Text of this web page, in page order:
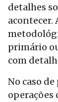
detalhes
acontecer.
primário
com
No caso
operações